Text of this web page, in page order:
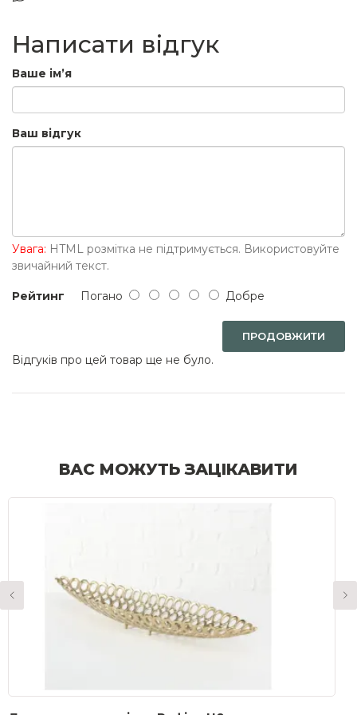
Написати відгук
Ваше ім’я
Ваш відгук
Увага: HTML розмітка не підтримується. Використовуйте
звичайний текст.
Рейтинг Погано Добре
ПРОДОВЖИТИ
Відгуків про цей товар ще не було.
ВАС МОЖУТЬ ЗАЦІКАВИТИ